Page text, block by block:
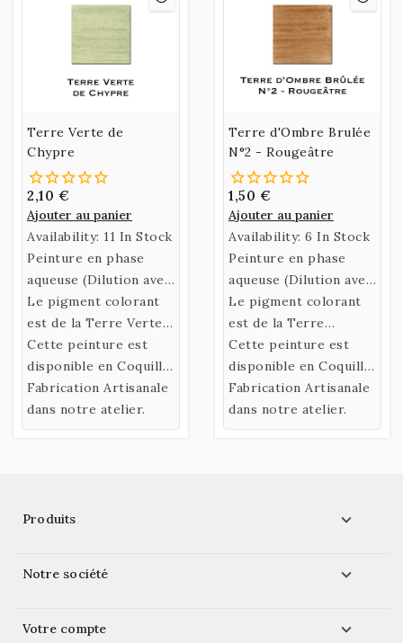
Terre Verte de
Chypre
2,10 €
Ajouter au panier
Availability: 11 In Stock
Peinture en phase
aqueuse (Dilution avec
de l’eau)
confectionnée selon
une recette historique
utilisant un liant
naturel fabriqué à
partir de Gomme
Arabique et d’Eau de
Le pigment colorant
est de la Terre Verte
de Chypre.
Cette peinture est
disponible en Coquille
ou en Godet.
Fabrication Artisanale
dans notre atelier.
Terre d'Ombre Brulée
N°2 - Rougeâtre
1,50 €
Ajouter au panier
Availability: 6 In Stock
Peinture en phase
aqueuse (Dilution avec
de l’eau)
confectionnée selon
une recette historique
utilisant un liant
naturel fabriqué à
partir de Gomme
Arabique et d’Eau de
Le pigment colorant
est de la Terre
d'Ombre Brulée
Rougeâtre.
Cette peinture est
disponible en Coquille
ou en Godet.
Fabrication Artisanale
dans notre atelier.
Produits 
Notre société 
Votre compte 